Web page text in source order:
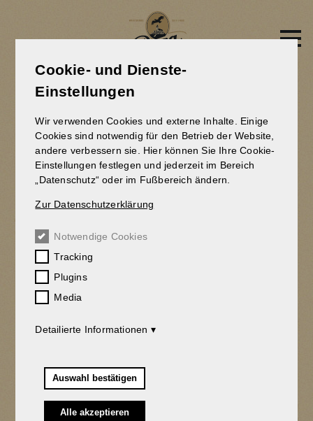
Cookie- und Dienste-
Einstellungen
Wir verwenden Cookies und externe Inhalte. Einige
Cookies sind notwendig für den Betrieb der Website,
andere verbessern sie. Hier können Sie Ihre Cookie-
Einstellungen festlegen und jederzeit im Bereich
„Datenschutz“ oder im Fußbereich ändern.
Zur Datenschutzerklärung
Notwendige Cookies
Tracking
Plugins
Media
Detailierte Informationen
Auswahl bestätigen
Alle akzeptieren